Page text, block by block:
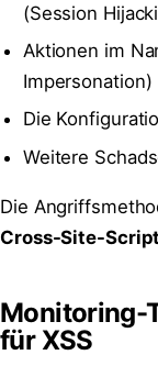
(Session
Aktionen im
Impersonation)
Die
Weitere
Die
Cross-Site-
Monitoring-
für XSS